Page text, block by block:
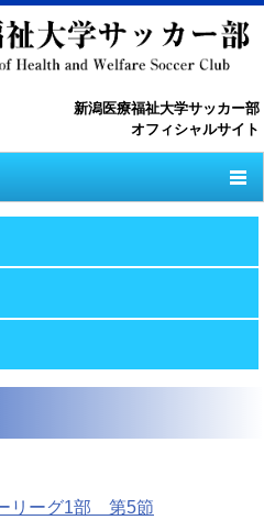
新潟医療福祉大学サッカー部
オフィシャルサイト
ース
ュール
リーグ1部 第5節